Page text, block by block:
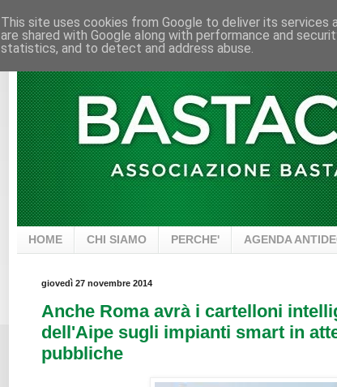
HOME CHI SIAMO PERCHE' AGENDA
giovedì 27 novembre 2014
Anche Roma avrà i cartelloni
dell'Aipe sugli impianti smart in
pubbliche
This site uses cookies from Google to deliver its services
are shared with Google along with performance and
statistics, and to detect and address abuse.